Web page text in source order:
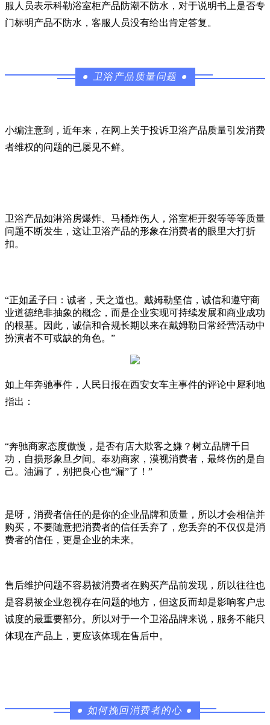
服人员表示科勒浴室柜产品防潮不防水，对于说明书上是否专
门标明产品不防水，客服人员没有给出肯定答复。
● 卫浴产品质量问题 ●
小编注意到，近年来，在网上关于投诉卫浴产品质量引发消费
者维权的问题的已屡见不鲜。
卫浴产品如淋浴房爆炸、马桶炸伤人，浴室柜开裂等等等质量
问题不断发生，这让卫浴产品的形象在消费者的眼里大打折
扣。
“正如孟子曰：诚者，天之道也。戴姆勒坚信，诚信和遵守商
业道德绝非抽象的概念，而是企业实现可持续发展和商业成功
的根基。因此，诚信和合规长期以来在戴姆勒日常经营活动中
扮演者不可或缺的角色。”
如上年奔驰事件，人民日报在西安女车主事件的评论中犀利地
指出：
“奔驰商家态度傲慢，是否有店大欺客之嫌？树立品牌千日
功，自损形象旦夕间。奉劝商家，漠视消费者，最终伤的是自
己。油漏了，别把良心也“漏”了！”
是呀，消费者信任的是你的企业品牌和质量，所以才会相信并
购买，不要随意把消费者的信任丢弃了，您丢弃的不仅仅是消
费者的信任，更是企业的未来。
售后维护问题不容易被消费者在购买产品前发现，所以往往也
是容易被企业忽视存在问题的地方，但这反而却是影响客户忠
诚度的最重要部分。所以对于一个卫浴品牌来说，服务不能只
体现在产品上，更应该体现在售后中。
● 如何挽回消费者的心 ●